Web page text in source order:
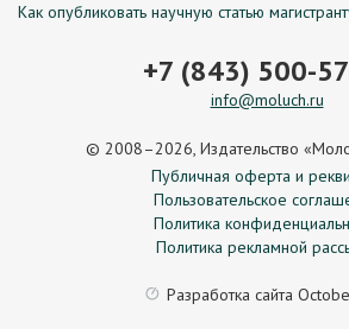
Как опубликовать научную статью
+7 (843) 500-
info@moluch.ru
© 2008–2026, Издательство
Публичная оферта и
Пользовательское
Политика
Политика рекламной
Разработка сайта